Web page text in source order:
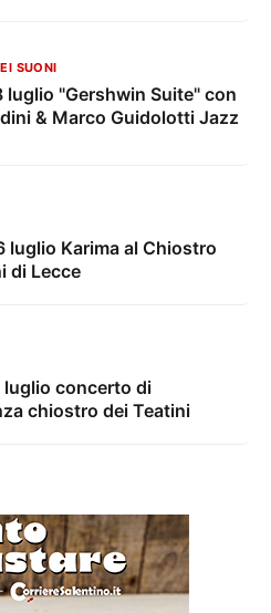
SUONI
luglio "Gershwin Suite" con
& Marco Guidolotti Jazz
luglio Karima al Chiostro
di Lecce
luglio concerto di
chiostro dei Teatini